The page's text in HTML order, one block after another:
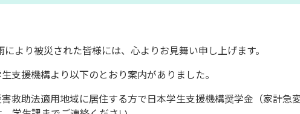
より被災された皆様には、心よりお見舞い申し上げます。
支援機構より以下のとおり案内がありました。
救助法適用地域に居住する方で日本学生支援機構奨学金（家計急